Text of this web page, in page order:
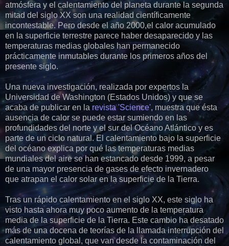
atmósfera y el calentamiento del planeta durante la segunda
mitad del siglo XX son una realidad científicamente
incontestable. Pero desde el año 2000,el calor acumulado
en la superficie terrestre parece haber desaparecido y las
temperaturas medias globales han permanecido
prácticamente inmutables durante los primeros años del
presente siglo.
Una nueva investigación, realizada por expertos la
Universidad de Washington (Estados Unidos) y que se
acaba de publicar en la revista 'Science', muestra que ésta
ausencia de calor se puede estar sumiendo en las
profundidades del norte y el sur del Océano Atlántico y es
parte de un ciclo natural. El calentamiento bajo la superficie
del océano explica por qué las temperaturas medias
mundiales del aire se han estancado desde 1999, a pesar
de una mayor presencia de gases de efecto invernadero
que atrapan el calor solar en la superficie de la Tierra.
Tras un rápido calentamiento en el siglo XX, este siglo ha
visto hasta ahora muy poco aumento de la temperatura
media de la superficie de la Tierra. Este cambio ha desatado
más de una docena de teorías de la llamada interrupción del
calentamiento global, que van desde la contaminación del